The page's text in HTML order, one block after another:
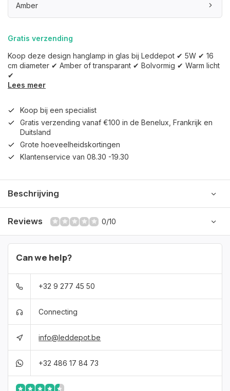
Amber
Gratis verzending
Koop deze design hanglamp in glas bij Leddepot ✔ 5W ✔ 16
cm diameter ✔ Amber of transparant ✔ Bolvormig ✔ Warm licht
✔
Lees meer
Koop bij een specialist
Gratis verzending vanaf €100 in de Benelux, Frankrijk en
Duitsland
Grote hoeveelheidskortingen
Klantenservice van 08.30 -19.30
Beschrijving
Reviews 0/10
Can we help?
+32 9 277 45 50
Connecting
info@leddepot.be
+32 486 17 84 73